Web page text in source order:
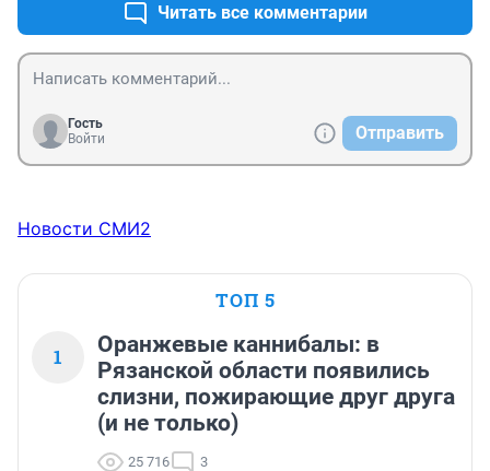
Читать все комментарии
Гость
Войти
Отправить
Новости СМИ2
ТОП 5
1
Оранжевые каннибалы: в
Рязанской области появились
слизни, пожирающие друг друга
(и не только)
25 716 3